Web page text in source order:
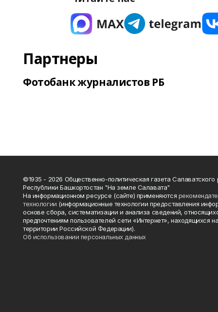
Партнеры
Фотобанк журналистов РБ
©1935 - 2026 Общественно-политическая газета Салаватского
Республики Башкортостан "На земле Салавата"
На информационном ресурсе (сайте) применяются
технологии (информационные технологии предоставления
основе сбора, систематизации и анализа сведений,
предпочтениям пользователей сети «Интернет», находящихся
территории Российской Федерации).
Об использовании персональных данных